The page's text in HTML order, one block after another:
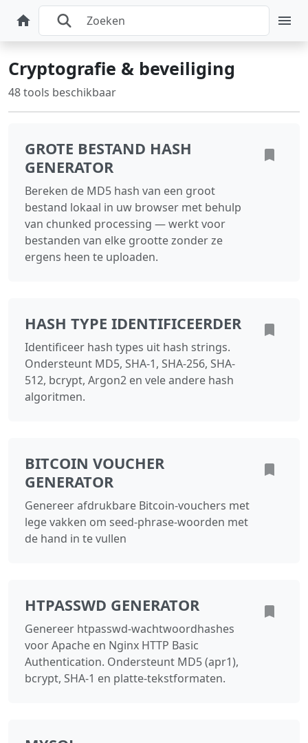
Cryptografie & beveiliging
48 tools beschikbaar
GROTE BESTAND HASH
GENERATOR
Bereken de MD5 hash van een groot
bestand lokaal in uw browser met behulp
van chunked processing — werkt voor
bestanden van elke grootte zonder ze
ergens heen te uploaden.
HASH TYPE IDENTIFICEERDER
Identificeer hash types uit hash strings.
Ondersteunt MD5, SHA-1, SHA-256, SHA-
512, bcrypt, Argon2 en vele andere hash
algoritmen.
BITCOIN VOUCHER
GENERATOR
Genereer afdrukbare Bitcoin‑vouchers met
lege vakken om seed‑phrase‑woorden met
de hand in te vullen
HTPASSWD GENERATOR
Genereer htpasswd-wachtwoordhashes
voor Apache en Nginx HTTP Basic
Authentication. Ondersteunt MD5 (apr1),
bcrypt, SHA-1 en platte-tekstformaten.